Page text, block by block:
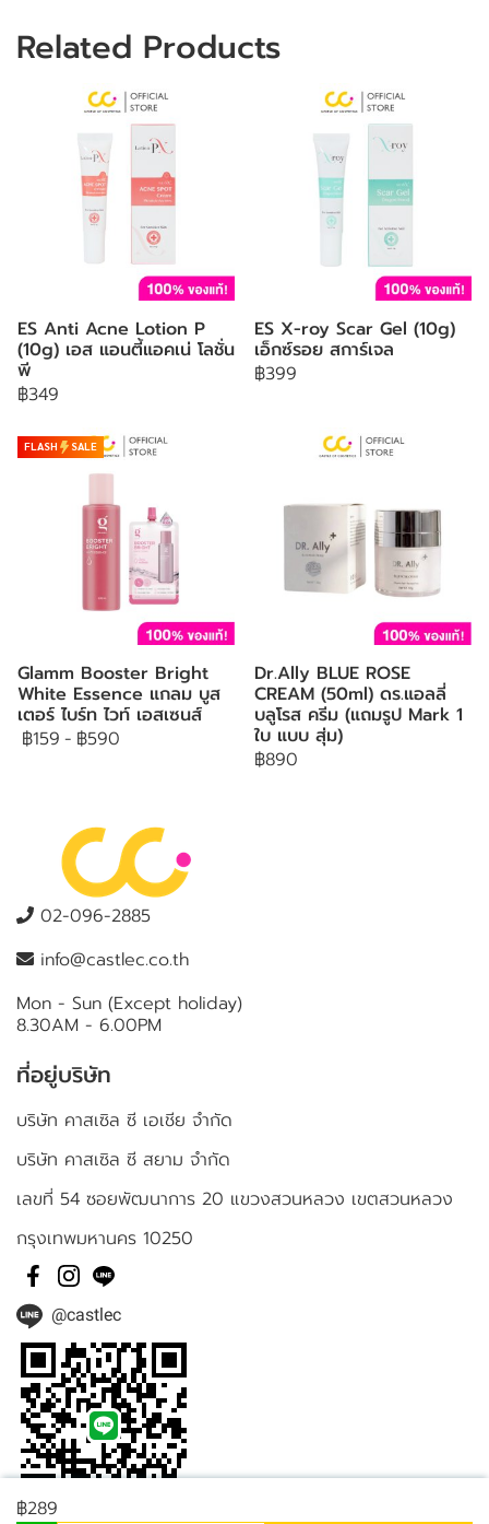
Related Products
ES Anti Acne Lotion P
(10g) เอส แอนตี้แอคเน่ โลชั่น
พี
฿349
ES X-roy Scar Gel (10g)
เอ็กซ์รอย สการ์เจล
฿399
FLASH SALE
Glamm Booster Bright
White Essence แกลม บูส
เตอร์ ไบร์ท ไวท์ เอสเซนส์
฿159 - ฿590
Dr.Ally BLUE ROSE
CREAM (50ml) ดร.แอลลี่
บลูโรส ครีม (แถมรูป Mark 1
ใบ แบบ สุ่ม)
฿890
฿289
02-096-2885
info@castlec.co.th
Mon - Sun (Except holiday)
8.30AM - 6.00PM
ที่อยู่บริษัท
บริษัท คาสเซิล ซี เอเชีย จำกัด
บริษัท คาสเซิล ซี สยาม จำกัด
เลขที่ 54 ซอยพัฒนาการ 20 แขวงสวนหลวง เขตสวนหลวง
กรุงเทพมหานคร 10250
@castlec